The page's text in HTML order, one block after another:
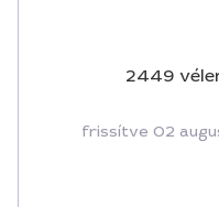
2449
frissítve 02